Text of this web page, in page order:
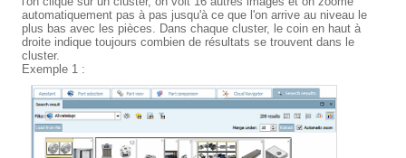
automatiquement pas à pas jusqu'à ce que l'on arrive au niveau le
plus bas avec les pièces. Dans chaque cluster, le coin en haut à
droite indique toujours combien de résultats se trouvent dans le
cluster.
Exemple 1 :